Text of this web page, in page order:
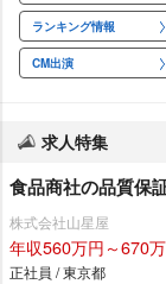
ランキング情報
CM出演
求人特集
食品商社の品質保
株式会社山星屋
年収560万円～670
正社員 / 東京都